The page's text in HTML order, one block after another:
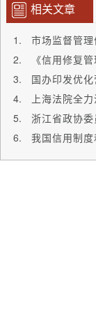
相关文章
市场监督管
《信用修复
国办印发优
上海法院全
浙江省政协
我国信用制